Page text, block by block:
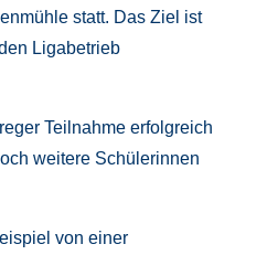
statt. Das Ziel ist
Ligabetrieb
Teilnahme erfolgreich
weitere Schülerinnen
von einer